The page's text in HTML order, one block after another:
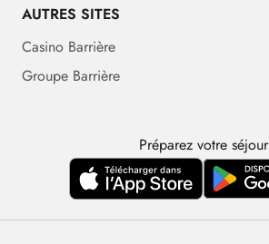
AUTRES SITES
Casino Barrière
Groupe Barrière
Préparez votre séjour